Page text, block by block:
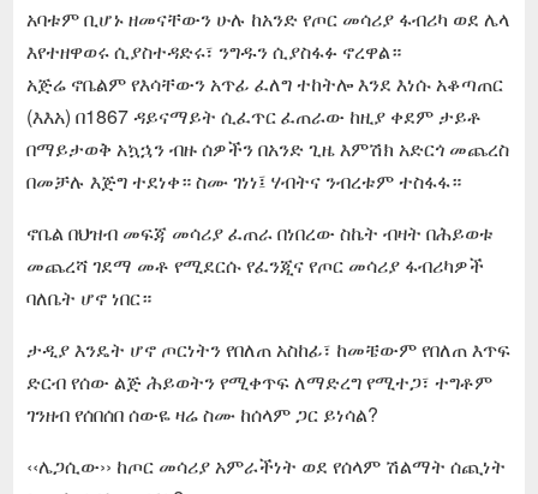
አባቱም ቢሆኑ ዘመናቸውን ሁሉ ከአንድ የጦር መሳሪያ ፋብሪካ ወደ ሌላ
እየተዘዋወሩ ሲያስተዳድሩ፣ ንግዱን ሲያስፋፉ ኖረዋል።
አጅሬ ኖቤልም የእሳቸውን አጥፊ ፈለግ ተከትሎ እንደ እነሱ አቆጣጠር
(እእአ) በ1867 ዳይናማይት ሲፈጥር ፈጠራው ከዚያ ቀደም ታይቶ
በማይታወቅ አኳኋን ብዙ ሰዎችን በአንድ ጊዜ እምሽክ አድርጎ መጨረስ
በመቻሉ እጅግ ተደነቀ። ስሙ ገነነ፤ ሃብትና ንብረቱም ተስፋፋ።
ኖቤል በህዝብ መፍጃ መሳሪያ ፈጠራ በነበረው ስኬት ብዛት በሕይወቱ
መጨረሻ ገደማ መቶ የሚደርሱ የፈንጂና የጦር መሳሪያ ፋብሪካዎች
ባለቤት ሆኖ ነበር።
ታዲያ እንዴት ሆኖ ጦርነትን የበለጠ አስከፊ፣ ከመቼውም የበለጠ እጥፍ
ድርብ የሰው ልጅ ሕይወትን የሚቀጥፍ ለማድረግ የሚተጋ፣ ተግቶም
ገንዘብ የሰበሰበ ሰውዬ ዛሬ ስሙ ከሰላም ጋር ይነሳል?
‹‹ሌጋሲው›› ከጦር መሳሪያ አምራችነት ወደ የሰላም ሽልማት ሰጪነት